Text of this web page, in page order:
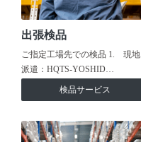
出張検品
ご指定工場先での検品 1. 現地
派遣：HQTS-YOSHID…
検品サービス